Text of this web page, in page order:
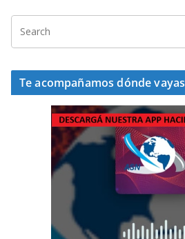
Te acompañamos dónde vayas